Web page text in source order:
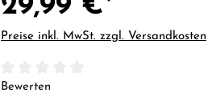
29,99 €*
Preise inkl. MwSt. zzgl. Versandkosten
Durchschnittliche Bewertung von 0 von
Bewerten